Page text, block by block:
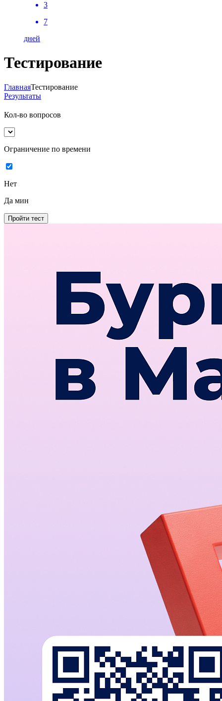
3
7
дней
Тестирование
ГлавнаяТестирование
Результаты
Кол-во вопросов
Ограничение по времени
Нет
Да мин
Пройти тест